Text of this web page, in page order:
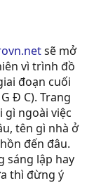
sẽ mở
vì trình đồ
đoạn cuối
Đ C). Trang
gì ngoài việc
tên gì nhà ở
đến đâu.
sáng lập hay
thì đừng ý